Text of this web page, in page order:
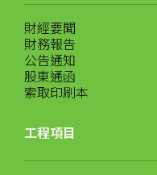
財經要聞
財務報告
公告通知
股東通函
索取印刷本
工程項目